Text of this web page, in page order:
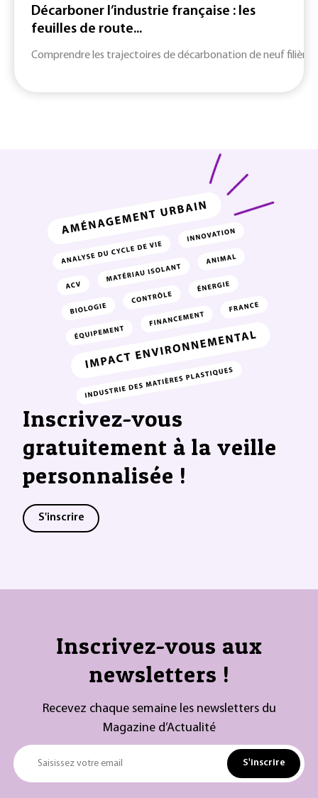
Décarboner l’industrie française : les
feuilles de route...
Comprendre les trajectoires de décarbonation de neuf
Inscrivez-vous
gratuitement à la veille
personnalisée !
S'inscrire
Inscrivez-vous aux
newsletters !
Recevez chaque semaine les newsletters du
Magazine d’Actualité
Saisissez votre email S'inscrire